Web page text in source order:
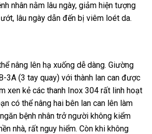
nhân nằm lâu ngày, giảm hiện tượng
lâu ngày dẫn đến bị viêm loét da.
nâng lên hạ xuống dễ dàng. Giường
3A (3 tay quay) với thành lan can được
xen kẻ các thanh Inox 304 rất linh hoạt
có thể nâng hai bên lan can lên làm
bệnh nhân trở người không kiểm
nhà, rất nguy hiểm. Còn khi không